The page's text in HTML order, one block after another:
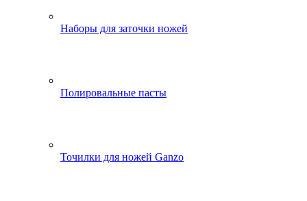
Наборы для заточки ножей
Полировальные пасты
Точилки для ножей Ganzo